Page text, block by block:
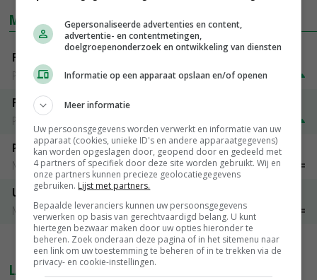
MARKTPRIJZEN
Fontane
PotatoNL
€ 15,00~ € 23,00
Fritesgeschikt NL Du Be
PotatoNL
Peen
Noteringen
€ 26,00~ € 33,00
Uien Middenmeer Geel 30-60% grof
Noteringen
€ 0,00~
MEER MARKTPRIJZEN
LAATSTE NIEUWS
Gepersonaliseerde advertenties en content,
advertentie- en contentmetingen,
doelgroepenonderzoek en ontwikkeling van diensten
Informatie op een apparaat opslaan en/of openen
Meer informatie
Uw persoonsgegevens worden verwerkt en informatie van uw
apparaat (cookies, unieke ID's en andere apparaatgegevens)
kan worden opgeslagen door, geopend door en gedeeld met
4 partners of specifiek door deze site worden gebruikt. Wij en
onze partners kunnen precieze geolocatiegegevens
gebruiken. Lijst met partners.
Bepaalde leveranciers kunnen uw persoonsgegevens
verwerken op basis van gerechtvaardigd belang. U kunt
hiertegen bezwaar maken door uw opties hieronder te
beheren. Zoek onderaan deze pagina of in het sitemenu naar
een link om uw toestemming te beheren of in te trekken via de
privacy- en cookie-instellingen.